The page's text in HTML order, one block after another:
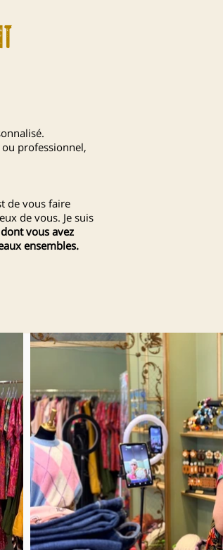
professionnel,
de vous faire
de vous. Je suis
vous avez
ensembles.